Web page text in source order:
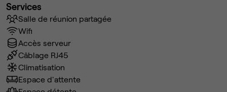
Services
Salle de réunion partagée
Wifi
Accès serveur
Câblage RJ45
Climatisation
Espace d'attente